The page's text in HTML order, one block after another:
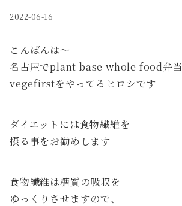
2022-06-16
こんばんは〜
名古屋でplant base whole food弁当
vegefirstをやってるヒロシです
ダイエットには食物繊維を
摂る事をお勧めします
食物繊維は糖質の吸収を
ゆっくりさせますので、